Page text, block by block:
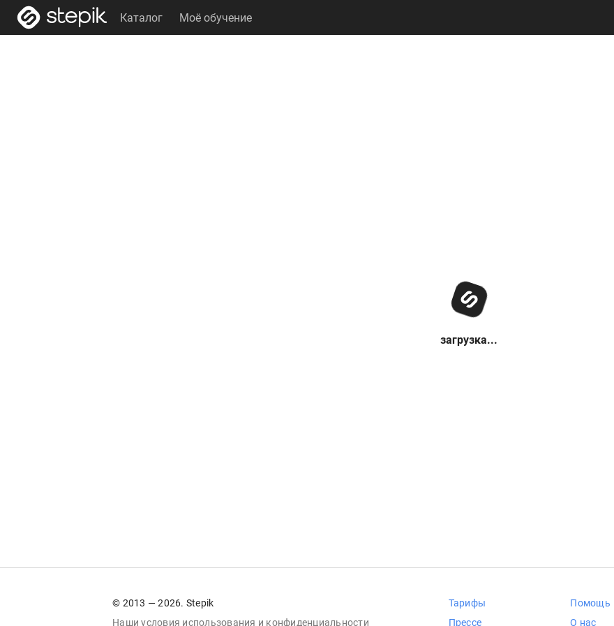
Каталог Моё обучение
загрузка...
© 2013 — 2026. Stepik
Наши условия использования и конфиденциальности
Тарифы
Прессе
Помощь
О нас